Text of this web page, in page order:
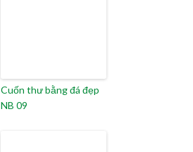
Cuốn thư bằng đá đẹp
NB 09